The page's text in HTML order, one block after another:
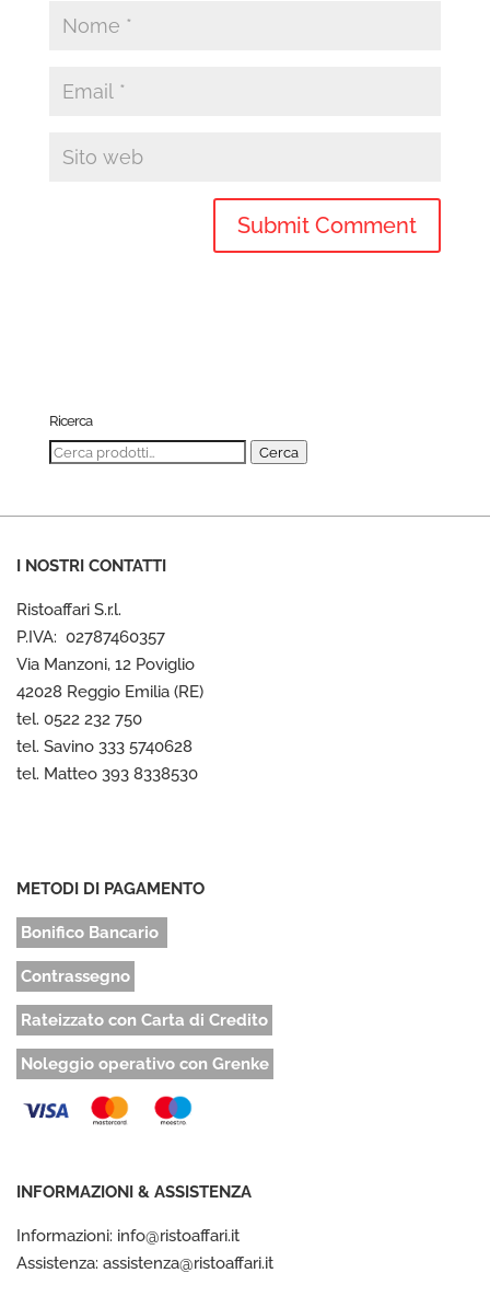
Ricerca
Cerca: Cerca
I NOSTRI CONTATTI
Ristoaffari S.r.l.
P.IVA: 02787460357
Via Manzoni, 12 Poviglio
42028 Reggio Emilia (RE)
tel. 0522 232 750
tel. Savino 333 5740628
tel. Matteo 393 8338530
METODI DI PAGAMENTO
Bonifico Bancario
Contrassegno
Rateizzato con Carta di Credito
Noleggio operativo con Grenke
INFORMAZIONI & ASSISTENZA
Informazioni: info@ristoaffari.it
Assistenza: assistenza@ristoaffari.it